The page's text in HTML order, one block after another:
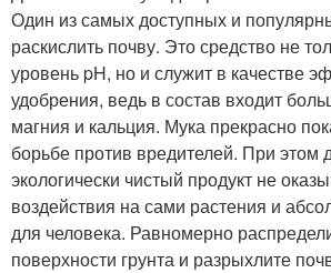
Один из самых доступных и
раскислить почву. Это средство не
уровень pH, но и служит в качестве
удобрения, ведь в состав входит
магния и кальция. Мука прекрасно
борьбе против вредителей. При этом
экологически чистый продукт не
воздействия на сами растения и
для человека. Равномерно
поверхности грунта и разрыхлите